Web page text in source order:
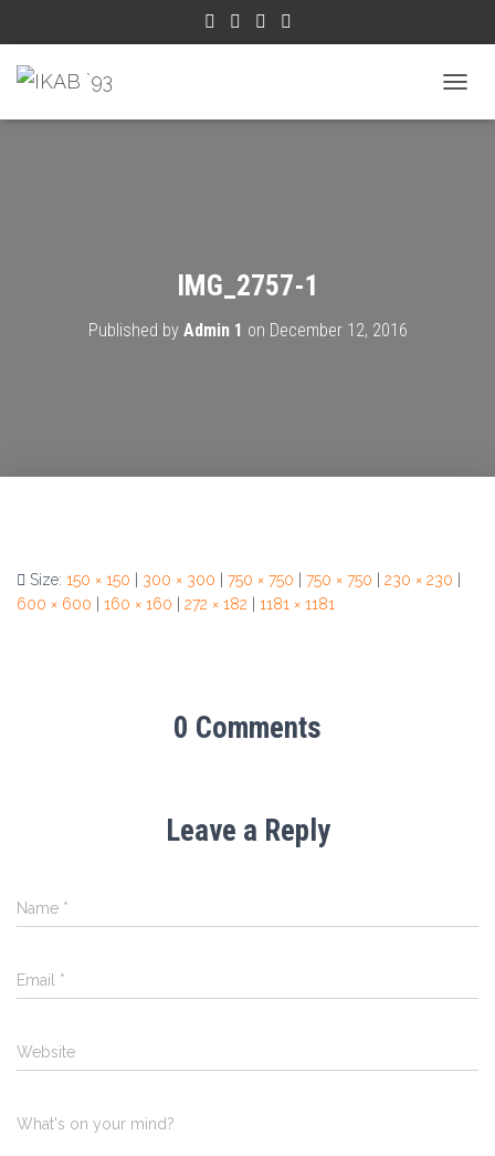
IMG_2757-1
Published by Admin 1 on December 12, 2016
Size: 150 × 150 300 × 300 750 × 750 750 × 750 230 × 230
600 × 600
160 × 160 272 × 182 1181 × 1181
0 Comments
Leave a Reply
Name *
Email *
Website
What's on your mind?